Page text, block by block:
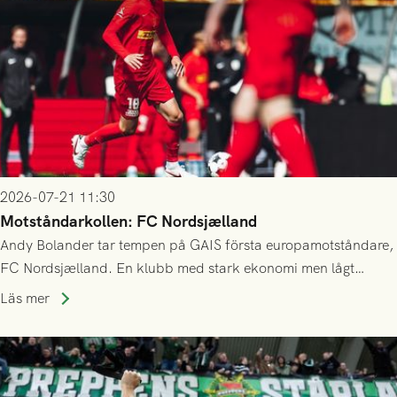
2026-07-21 11:30
Motståndarkollen: FC Nordsjælland
Andy Bolander tar tempen på GAIS första europamotståndare,
FC Nordsjælland. En klubb med stark ekonomi men lågt
publiksnitt, ett lag med både kollektiv styrka och individuell
Läs mer